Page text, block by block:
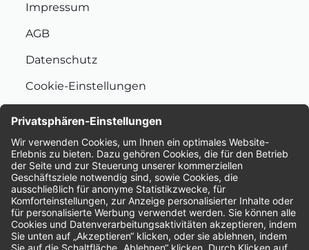
Impressum
AGB
Datenschutz
Cookie-Einstellungen
Bewertungen